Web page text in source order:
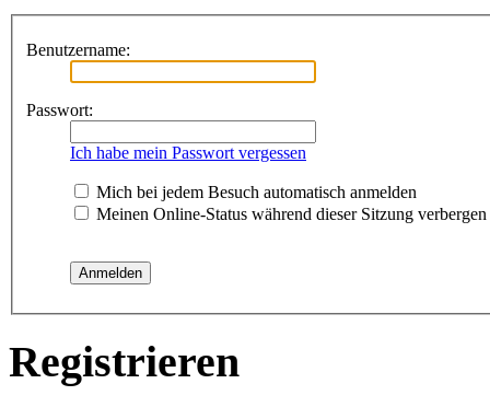
Benutzername:
Passwort:
Ich habe mein Passwort vergessen
Mich bei jedem Besuch automatisch anmelden
Meinen Online-Status während dieser Sitzung verbergen
Registrieren